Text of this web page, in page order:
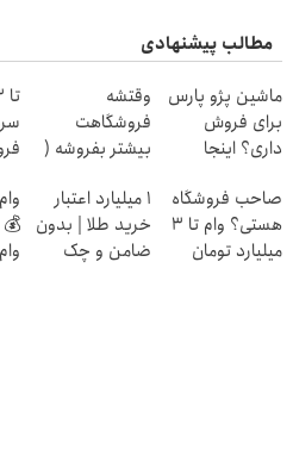
مطالب پیشنهادی
ماشین پژو پارس
برای فروش
داری؟ اینجا
وقتشه
فروشگاهت
بیشتر بفروشه (
نام کن )
صاحب فروشگاه
هستی؟ وام تا ۳
میلیارد تومان
۱ میلیارد اعتبار
خرید طلا | بدون
ضامن و چک